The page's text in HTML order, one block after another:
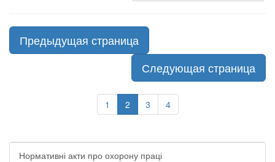
Предыдущая страница
Следующая страница
1 2 3 4
Нормативні акти про охорону праці